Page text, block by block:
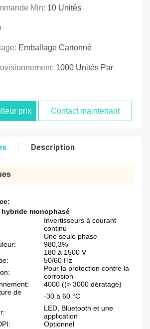
Min: 10 Unités
Emballage Cartonné
1000 Unités Par
prix Contact maintenant
Description
monophasé
Invertisseurs à courant
continu
Une seule phase
980,3%
180 à 1500 V
50/60 Hz
Pour la protection contre la
corrosion
4000 ((> 3000 dératage)
de
-30 à 60 °C
LED, Bluetooth et une
application
Optionnel